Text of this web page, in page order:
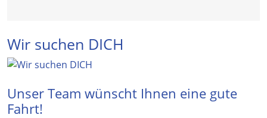
Wir suchen DICH
Unser Team wünscht Ihnen eine gute
Fahrt!